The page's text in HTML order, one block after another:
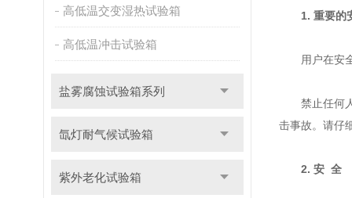
高低温交变湿热试验箱
高低温冲击试验箱
盐雾腐蚀试验箱系列
氙灯耐气候试验箱
紫外老化试验箱
1. 重要的
用户在安全
禁止任何人
击事故。请仔
2. 安 全